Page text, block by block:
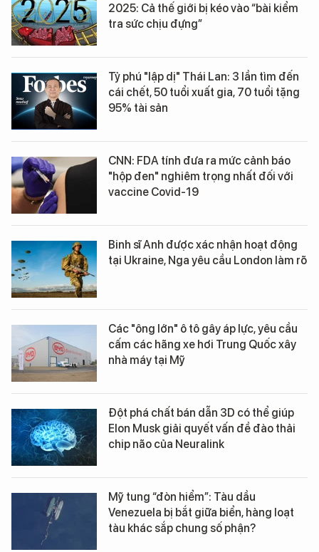
2025: Cả thế giới bị kéo vào “bài kiểm
tra sức chịu đựng”
Tỷ phú "lập dị" Thái Lan: 3 lần tìm đến
cái chết, 50 tuổi xuất gia, 70 tuổi tặng
95% tài sản
CNN: FDA tính đưa ra mức cảnh báo
"hộp đen" nghiêm trọng nhất đối với
vaccine Covid-19
Binh sĩ Anh được xác nhận hoạt động
tại Ukraine, Nga yêu cầu London làm rõ
Các "ông lớn" ô tô gây áp lực, yêu cầu
cấm các hãng xe hơi Trung Quốc xây
nhà máy tại Mỹ
Đột phá chất bán dẫn 3D có thể giúp
Elon Musk giải quyết vấn đề đào thải
chip não của Neuralink
Mỹ tung “đòn hiểm”: Tàu dầu
Venezuela bị bắt giữa biển, hàng loạt
tàu khác sắp chung số phận?